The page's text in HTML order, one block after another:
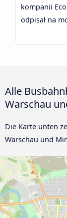
kompanii
odpisał na
Alle
Warschau
Die Karte unten
Warschau und